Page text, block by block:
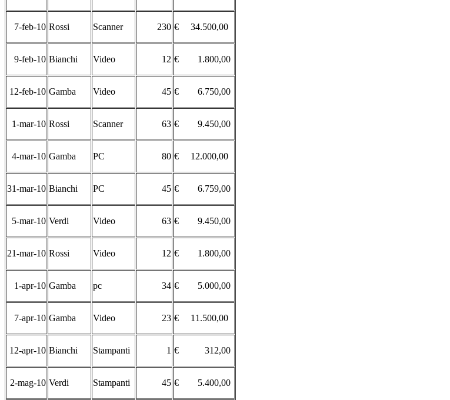
7-feb-10 Rossi Scanner 230 € 34.500,00
9-feb-10 Bianchi Video 12 € 1.800,00
12-feb-10 Gamba Video 45 € 6.750,00
1-mar-10 Rossi Scanner 63 € 9.450,00
4-mar-10 Gamba PC 80 € 12.000,00
31-mar-10 Bianchi PC 45 € 6.759,00
5-mar-10 Verdi Video 63 € 9.450,00
21-mar-10 Rossi Video 12 € 1.800,00
1-apr-10 Gamba pc 34 € 5.000,00
7-apr-10 Gamba Video 23 € 11.500,00
12-apr-10 Bianchi Stampanti 1 € 312,00
2-mag-10 Verdi Stampanti 45 € 5.400,00